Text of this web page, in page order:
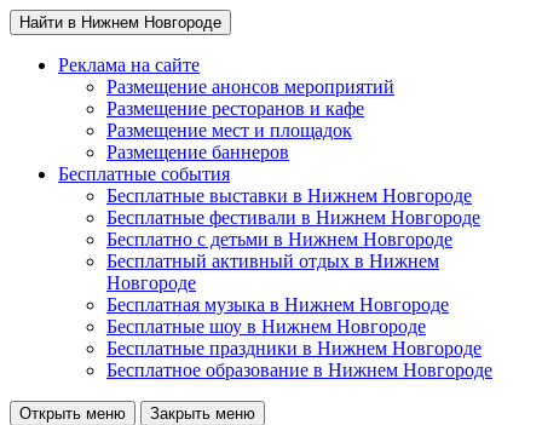
Найти в Нижнем Новгороде
Реклама на сайте
Размещение анонсов мероприятий
Размещение ресторанов и кафе
Размещение мест и площадок
Размещение баннеров
Бесплатные события
Бесплатные выставки в Нижнем Новгороде
Бесплатные фестивали в Нижнем Новгороде
Бесплатно с детьми в Нижнем Новгороде
Бесплатный активный отдых в Нижнем
Новгороде
Бесплатная музыка в Нижнем Новгороде
Бесплатные шоу в Нижнем Новгороде
Бесплатные праздники в Нижнем Новгороде
Бесплатное образование в Нижнем Новгороде
Открыть меню Закрыть меню